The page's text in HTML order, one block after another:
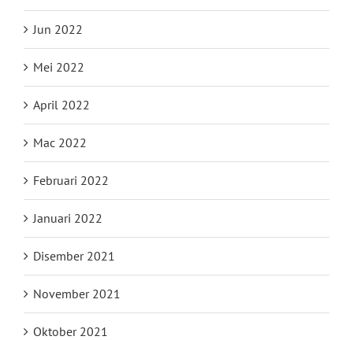
Jun 2022
Mei 2022
April 2022
Mac 2022
Februari 2022
Januari 2022
Disember 2021
November 2021
Oktober 2021